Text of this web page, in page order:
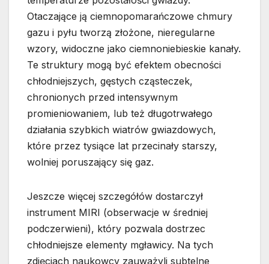
Otaczające ją ciemnopomarańczowe chmury
gazu i pyłu tworzą złożone, nieregularne
wzory, widoczne jako ciemnoniebieskie kanały.
Te struktury mogą być efektem obecności
chłodniejszych, gęstych cząsteczek,
chronionych przed intensywnym
promieniowaniem, lub też długotrwałego
działania szybkich wiatrów gwiazdowych,
które przez tysiące lat przecinały starszy,
wolniej poruszający się gaz.
Jeszcze więcej szczegółów dostarczył
instrument MIRI (obserwacje w średniej
podczerwieni), który pozwala dostrzec
chłodniejsze elementy mgławicy. Na tych
zdjęciach naukowcy zauważyli subtelne